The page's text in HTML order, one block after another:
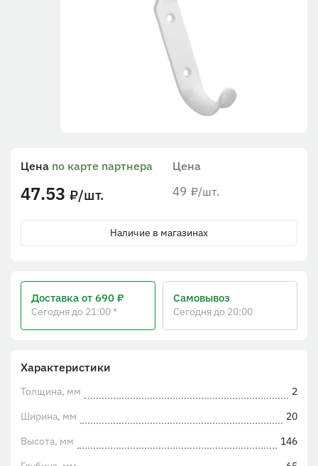
Характеристики
Толщина, мм
2
Ширина, мм
20
Высота, мм
146
Цена
49 ₽/шт.
Цена по карте партнера
47.53 ₽/шт.
Наличие в магазинах
Доставка от 690 ₽
Сегодня до 21:00 *
Самовывоз
Сегодня до 20:00